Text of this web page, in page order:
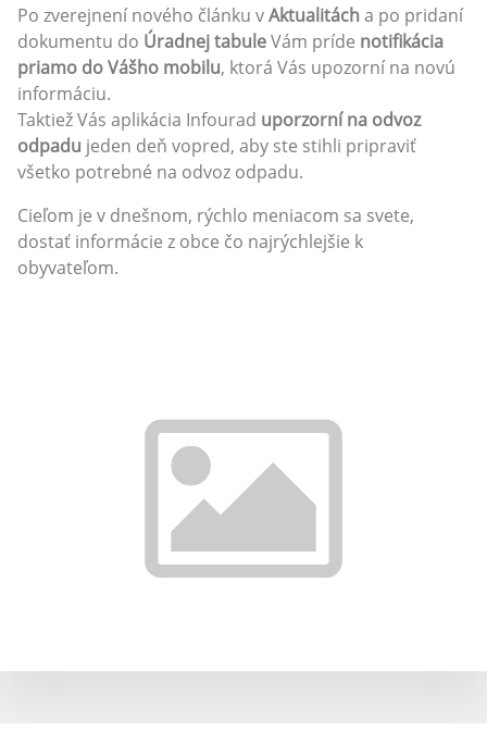
Po zverejnení nového článku vAktualitácha po pridaní
dokumentu do Úradnej tabuleVám príde notifikácia
priamo do Vášho mobilu, ktorá Vás upozorní na novú
informáciu.
Taktiež Vás aplikácia Infourad uporzorní na odvoz
odpadu jeden deň vopred, aby ste stihli pripraviť
všetko potrebné na odvoz odpadu.
Cieľom je v dnešnom, rýchlo meniacom sa svete,
dostať informácie z obce čo najrýchlejšie k
obyvateľom.